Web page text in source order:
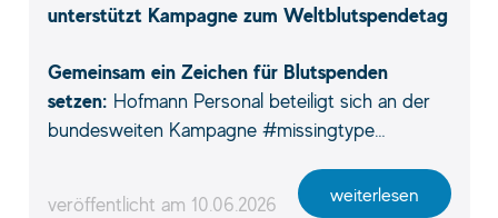
unterstützt Kampagne zum Weltblutspendetag
Gemeinsam ein Zeichen für Blutspenden
setzen: Hofmann Personal beteiligt sich an der
bundesweiten Kampagne #missingtype…
veröffentlicht am 10.06.2026 weiterlesen